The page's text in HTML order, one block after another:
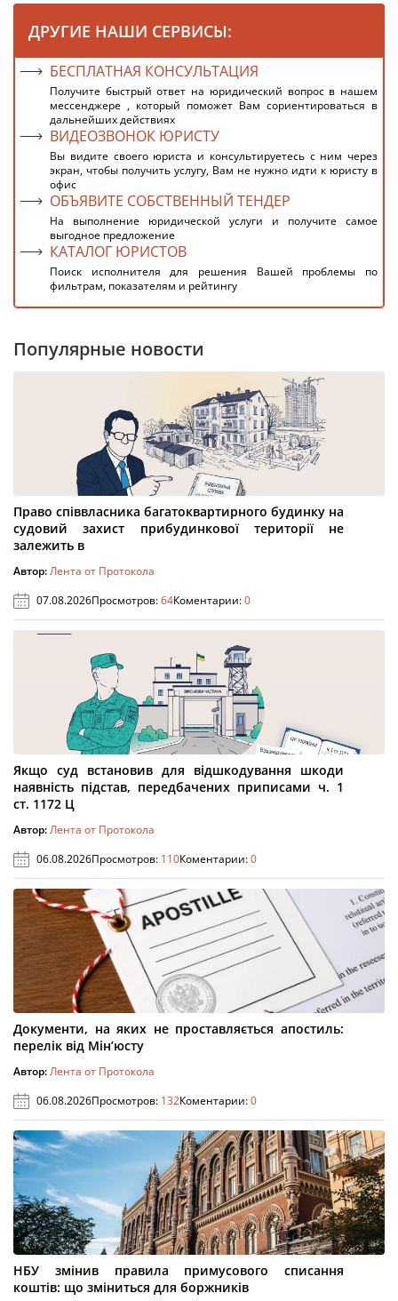
ДРУГИЕ НАШИ СЕРВИСЫ:
БЕСПЛАТНАЯ КОНСУЛЬТАЦИЯ
Получите быстрый ответ на юридический вопрос в нашем
мессенджере , который поможет Вам сориентироваться в
дальнейших действиях
ВИДЕОЗВОНОК ЮРИСТУ
Вы видите своего юриста и консультируетесь с ним через
экран, чтобы получить услугу, Вам не нужно идти к юристу в
офис
ОБЪЯВИТЕ СОБСТВЕННЫЙ ТЕНДЕР
На выполнение юридической услуги и получите самое
выгодное предложение
КАТАЛОГ ЮРИСТОВ
Поиск исполнителя для решения Вашей проблемы по
фильтрам, показателям и рейтингу
Популярные новости
Право співвласника багатоквартирного будинку на
судовий захист прибудинкової території не
залежить в
Автор:Лента от Протокола
07.08.2026Просмотров:64Коментарии:0
Якщо суд встановив для відшкодування шкоди
наявність підстав, передбачених приписами ч. 1
ст. 1172 Ц
Автор:Лента от Протокола
06.08.2026Просмотров: 110Коментарии:0
Документи, на яких не проставляється апостиль:
перелік від Мін’юсту
Автор:Лента от Протокола
06.08.2026Просмотров: 132Коментарии:0
НБУ змінив правила примусового списання
коштів: що зміниться для боржників